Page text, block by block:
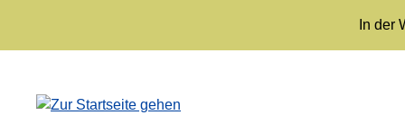
In der